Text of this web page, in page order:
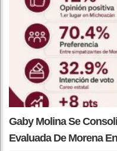
Gaby Molina Se
Evaluada De Morena